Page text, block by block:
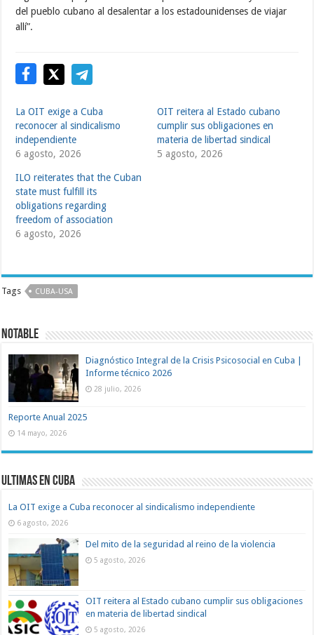
del pueblo cubano al desalentar a los estadounidenses de viajar
allí”.
La OIT exige a Cuba
reconocer al sindicalismo
independiente
6 agosto, 2026
OIT reitera al Estado cubano
cumplir sus obligaciones en
materia de libertad sindical
5 agosto, 2026
ILO reiterates that the Cuban
state must fulfill its
obligations regarding
freedom of association
6 agosto, 2026
Tags CUBA-USA
Notable
Diagnóstico Integral de la Crisis Psicosocial en Cuba |
Informe técnico 2026
28 julio, 2026
Reporte Anual 2025
14 mayo, 2026
Ultimas en Cuba
La OIT exige a Cuba reconocer al sindicalismo independiente
6 agosto, 2026
Del mito de la seguridad al reino de la violencia
5 agosto, 2026
OIT reitera al Estado cubano cumplir sus obligaciones
en materia de libertad sindical
5 agosto, 2026